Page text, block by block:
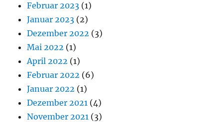
Februar 2023 (1)
Januar 2023 (2)
Dezember 2022 (3)
Mai 2022 (1)
April 2022 (1)
Februar 2022 (6)
Januar 2022 (1)
Dezember 2021 (4)
November 2021 (3)